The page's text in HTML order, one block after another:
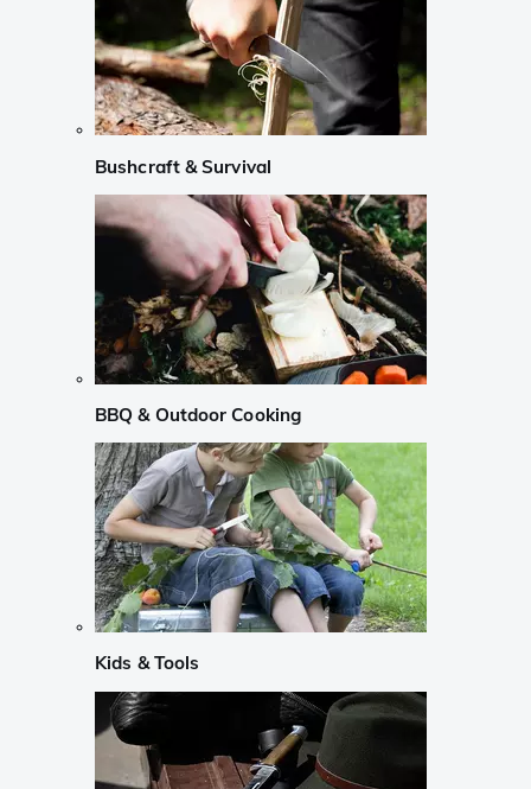
Bushcraft & Survival
BBQ & Outdoor Cooking
Kids & Tools